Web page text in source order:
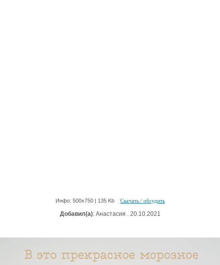
Инфо: 500х750 | 135 Kb Скачать / обсудить
Добавил(а): Анастасия . 20.10.2021